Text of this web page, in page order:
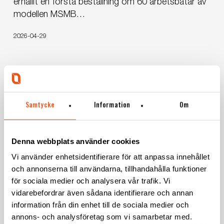
Samtycke Information Om
Denna webbplats använder cookies
Vi använder enhetsidentifierare för att anpassa innehållet
och annonserna till användarna, tillhandahålla funktioner
för sociala medier och analysera vår trafik. Vi
vidarebefordrar även sådana identifierare och annan
information från din enhet till de sociala medier och
annons- och analysföretag som vi samarbetar med.
200
from
erhållit en första beställning om 60 arbetsbåtar av
modellen MSMB…
2026-04-29
FMV
Receives
First
News Press release